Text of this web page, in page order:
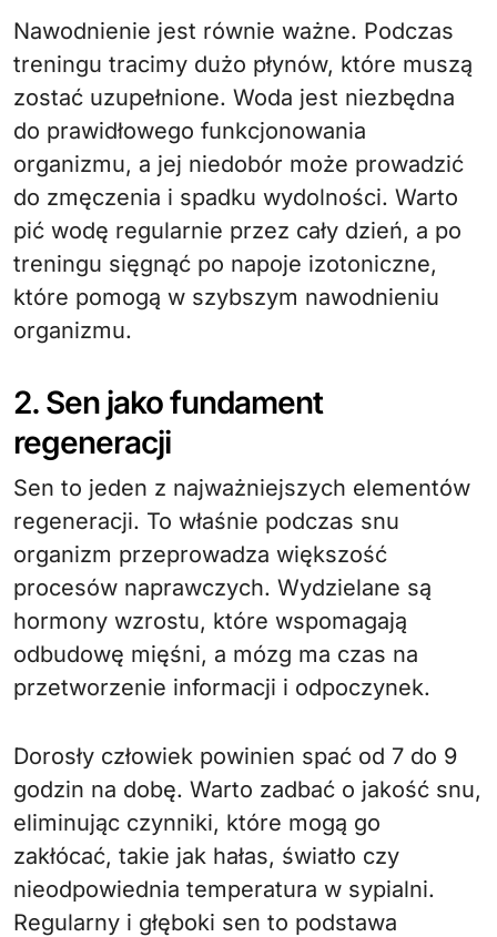
Nawodnienie jest równie ważne. Podczas
treningu tracimy dużo płynów, które muszą
zostać uzupełnione. Woda jest niezbędna
do prawidłowego funkcjonowania
organizmu, a jej niedobór może prowadzić
do zmęczenia i spadku wydolności. Warto
pić wodę regularnie przez cały dzień, a po
treningu sięgnąć po napoje izotoniczne,
które pomogą w szybszym nawodnieniu
organizmu.
2. Sen jako fundament
regeneracji
Sen to jeden z najważniejszych elementów
regeneracji. To właśnie podczas snu
organizm przeprowadza większość
procesów naprawczych. Wydzielane są
hormony wzrostu, które wspomagają
odbudowę mięśni, a mózg ma czas na
przetworzenie informacji i odpoczynek.
Dorosły człowiek powinien spać od 7 do 9
godzin na dobę. Warto zadbać o jakość snu,
eliminując czynniki, które mogą go
zakłócać, takie jak hałas, światło czy
nieodpowiednia temperatura w sypialni.
Regularny i głęboki sen to podstawa